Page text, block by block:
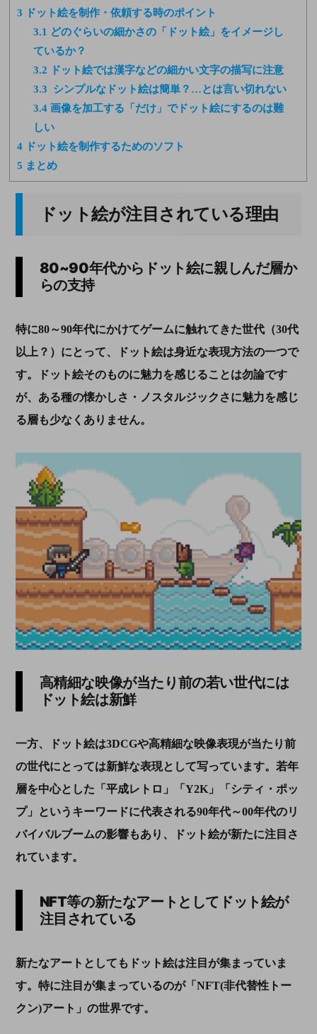
3 ドット絵を制作・依頼する時のポイント
3.1 どのぐらいの細かさの「ドット絵」をイメージし
ているか？
3.2 ドット絵では漢字などの細かい文字の描写に注意
3.3 シンプルなドット絵は簡単？…とは言い切れない
3.4 画像を加工する「だけ」でドット絵にするのは難
しい
4 ドット絵を制作するためのソフト
5 まとめ
ドット絵が注目されている理由
80~90年代から ドット絵に親しんだ層か
らの支持
特に80～90年代にかけてゲームに触れてきた世代（30代
以上？）にとって、ドット絵は身近な表現方法の一つで
す。ドット絵そのものに魅力を感じることは勿論です
が、ある種の懐かしさ・ノスタルジックさに魅力を感じ
る層も少なくありません。
高精細な映像が当たり前の若い世代には
ドット絵は新鮮
一方、ドット絵は3DCGや高精細な映像表現が当たり前
の世代にとっては新鮮な表現として写っています。若年
層を中心とした「平成レトロ」「 Y2K」「シティ・ポッ
プ」というキーワードに代表される90年代～00年代のリ
バイバルブームの影響もあり、ドット絵が新たに注目さ
れています。
NFT等の新たなアートとしてドット絵が
注目されている
新たなアートとしてもドット絵は注目が集まっていま
す。特に注目が集まっているのが「 NFT(非代替性トー
クン)アート」の世界です。